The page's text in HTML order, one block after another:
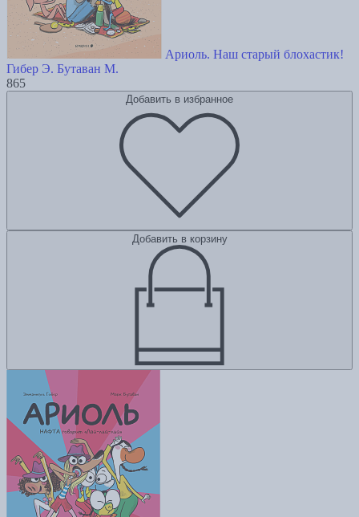
Ариоль. Наш старый блохастик!
Гибер Э. Бутаван М.
865
Добавить в избранное
Добавить в корзину